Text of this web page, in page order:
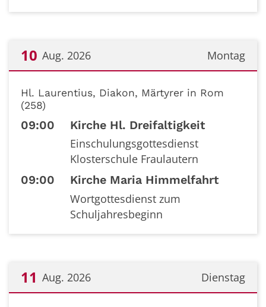
Montag
10 Aug. 2026
Hl. Laurentius, Diakon, Märtyrer in Rom
(258)
09:00 Kirche Hl. Dreifaltigkeit
Einschulungsgottesdienst
Klosterschule Fraulautern
09:00 Kirche Maria Himmelfahrt
Wortgottesdienst zum
Schuljahresbeginn
Dienstag
11 Aug. 2026